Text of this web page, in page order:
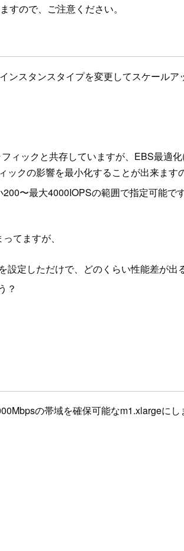
ので、ご注意ください。
スタンスタイプを変更してスケール
ィックと共存していますが、EBS最適
クの影響を最小化することが出来ます
〜最大4000IOPSの範囲で指定可能
てますが、
定しただけで、どのくらい性能差が出
？
の帯域を確保可能なm1.xlargeにし